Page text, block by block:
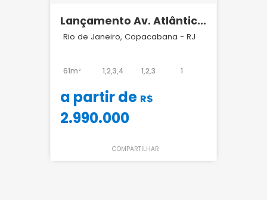
Lançamento Av. Atlântica
Atlântico Bait
Rio de Janeiro, Copacabana - RJ
61m² 1,2,3,4 1,2,3 1
a partir de R$
2.990.000
COMPARTILHAR